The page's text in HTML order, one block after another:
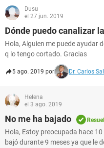
Dusu
el 27 jun. 2019
Dónde puedo canalizar
Hola, Alguien me puede ayudar
q lo tengo cortado. Gracias
5 ago. 2019 por Dr. Carlos
Helena
el 3 ago. 2019
No me ha bajado
Hola, Estoy preocupada hace
bajó durante 9 meses ya que le